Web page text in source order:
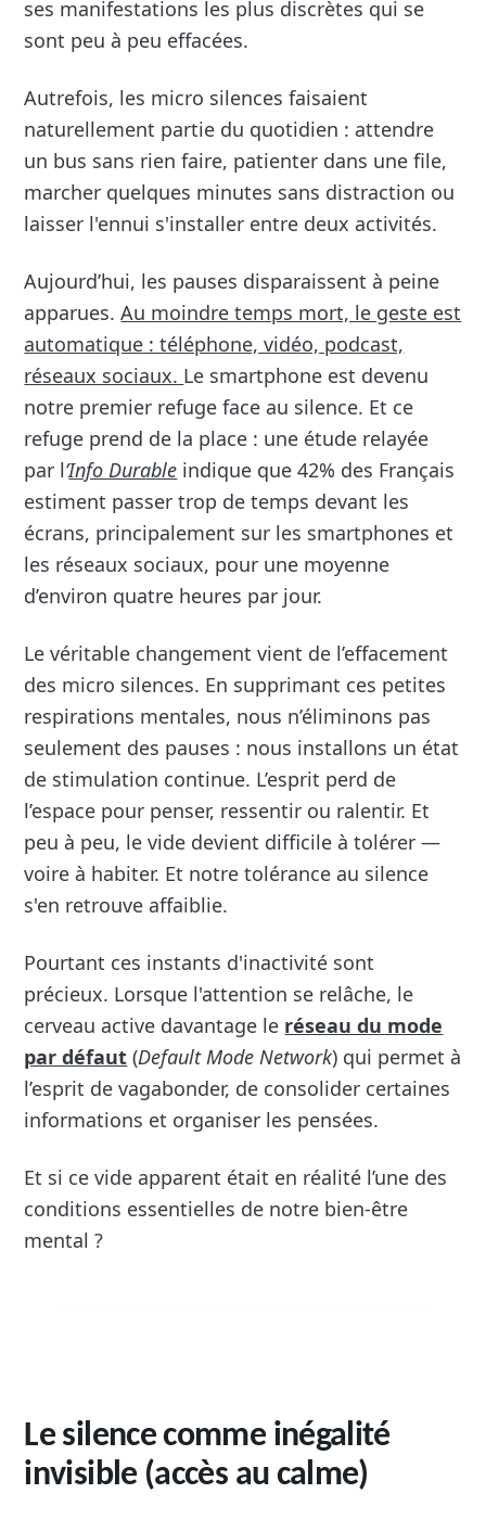
ses manifestations les plus discrètes qui se
sont peu à peu effacées.
Autrefois, les micro silences faisaient
naturellement partie du quotidien : attendre
un bus sans rien faire, patienter dans une file,
marcher quelques minutes sans distraction ou
laisser l'ennui s'installer entre deux activités.
Aujourd’hui, les pauses disparaissent à peine
apparues.Au moindre temps mort, le geste est
automatique : téléphone, vidéo, podcast,
réseaux sociaux. Le smartphone est devenu
notre premier refuge face au silence. Et ce
refuge prend de la place : une étude relayée
par l’Info Durable indique que 42% des Français
estiment passer trop de temps devant les
écrans, principalement sur les smartphones et
les réseaux sociaux, pour une moyenne
d’environ quatre heures par jour.
Le véritable changement vient de l’effacement
des micro silences. En supprimant ces petites
respirations mentales, nous n’éliminons pas
seulement des pauses : nous installons un état
de stimulation continue. L’esprit perd de
l’espace pour penser, ressentir ou ralentir. Et
peu à peu, le vide devient difficile à tolérer —
voire à habiter. Et notre tolérance au silence
s'en retrouve affaiblie.
Pourtant ces instants d'inactivité sont
précieux. Lorsque l'attention se relâche, le
cerveau active davantage le réseau du mode
par défaut (Default Mode Network) qui permet à
l’esprit de vagabonder, de consolider certaines
informations et organiser les pensées.
Et si ce vide apparent était en réalité l’une des
conditions essentielles de notre bien-être
mental ?
Le silence comme inégalité
invisible (accès au calme)